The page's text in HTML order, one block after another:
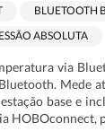
BLUETOOTH
ABSOLUTA
via
Mede
base e